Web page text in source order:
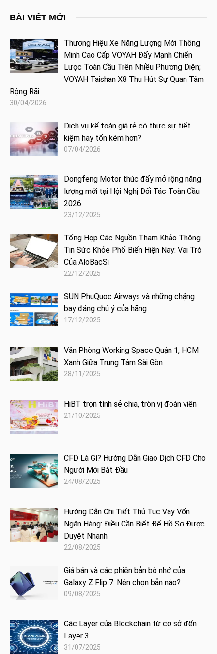
BÀI VIẾT MỚI
Thương Hiệu Xe Năng Lượng Mới Thông
Minh Cao Cấp VOYAH Đẩy Mạnh Chiến
Lược Toàn Cầu Trên Nhiều Phương Diện;
VOYAH Taishan X8 Thu Hút Sự Quan Tâm
Rộng Rãi
30/04/2026
Dịch vụ kế toán giá rẻ có thực sự tiết
kiệm hay tốn kém hơn?
07/04/2026
Dongfeng Motor thúc đẩy mở rộng năng
lượng mới tại Hội Nghị Đối Tác Toàn Cầu
2026
23/12/2025
Tổng Hợp Các Nguồn Tham Khảo Thông
Tin Sức Khỏe Phổ Biến Hiện Nay: Vai Trò
Của AloBacSi
22/12/2025
SUN PhuQuoc Airways và những chặng
bay đáng chú ý của hãng
17/12/2025
Văn Phòng Working Space Quận 1, HCM
Xanh Giữa Trung Tâm Sài Gòn
28/11/2025
HiBT trọn tình sẻ chia, tròn vị đoàn viên
21/10/2025
CFD Là Gì? Hướng Dẫn Giao Dịch CFD Cho
Người Mới Bắt Đầu
24/08/2025
Hướng Dẫn Chi Tiết Thủ Tục Vay Vốn
Ngân Hàng: Điều Cần Biết Để Hồ Sơ Được
Duyệt Nhanh
22/08/2025
Giá bán và các phiên bản bộ nhớ của
Galaxy Z Flip 7: Nên chọn bản nào?
09/08/2025
Các Layer của Blockchain từ cơ sở đến
Layer 3
31/07/2025